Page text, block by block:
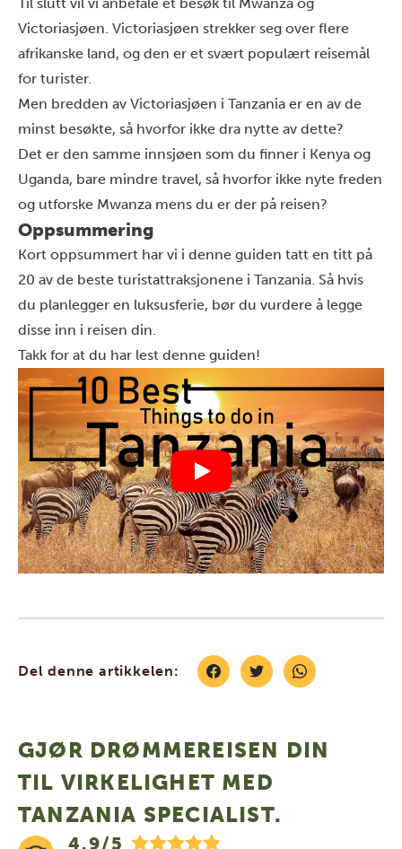
Victoriasjøen. Victoriasjøen strekker seg over flere
afrikanske land, og den er et svært populært reisemål
for turister.
Men bredden av Victoriasjøen i Tanzania er en av de
minst besøkte, så hvorfor ikke dra nytte av dette?
Det er den samme innsjøen som du finner i Kenya og
Uganda, bare mindre travel, så hvorfor ikke nyte freden
og utforske Mwanza mens du er der på reisen?
Oppsummering
Kort oppsummert har vi i denne guiden tatt en titt på
20 av de beste turistattraksjonene i Tanzania. Så hvis
du planlegger en luksusferie, bør du vurdere å legge
disse inn i reisen din.
Takk for at du har lest denne guiden!
Del denne artikkelen:
GJØR DRØMMEREISEN DIN
TIL VIRKELIGHET MED
TANZANIA SPECIALIST.
4.9/5